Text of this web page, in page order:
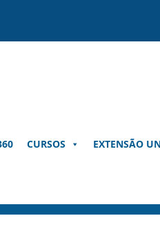
CURSOS EXTENSÃO